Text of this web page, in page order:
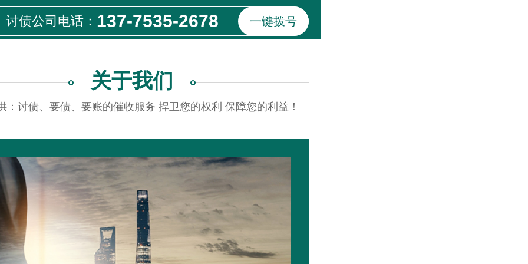
讨债公司电话： 137-7535-2678 一键拨号
关于我们
：讨债、要债、要账的催收服务 捍卫您的权利 保障您的利益！